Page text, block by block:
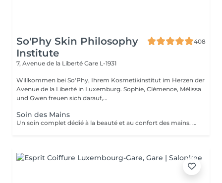
So'Phy Skin Philosophy
Institute
408
7, Avenue de la Liberté Gare L-1931
Willkommen bei So'Phy, Ihrem Kosmetikinstitut im Herzen der
Avenue de la Liberté in Luxemburg. Sophie, Clémence, Mélissa
und Gwen freuen sich darauf,...
Soin des Mains
Un soin complet dédié à la beauté et au confort des mains. Le soin débute par une exfoliation douce afin d'affiner le grain de peau et révéler son éclat naturel. Les mains sont ensuite enveloppées dans un masque hydratant et nourrissant pour une action en profondeur. Pendant ce temps, les ongles sont soigneusement travaillés afin de leur redonner une forme nette et harmonieuse. Le soin se termine par un massage relaxant des mains, procurant une sensation immédiate de confort et de détente. Les mains sont plus douces, la peau nourrie et les ongles parfaitement soignés. Le vernis classique n'est pas proposé à l'institut. Si vous le souhaitez, nous pouvons toutefois réaliser la pose avec votre propre vernis en sélectionnant l'option correspondante.